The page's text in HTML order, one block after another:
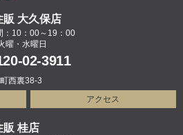
販 大久保店
：10：00～19：00
曜・水曜日
02-3911
西裏38-3
アクセス
販 桂店